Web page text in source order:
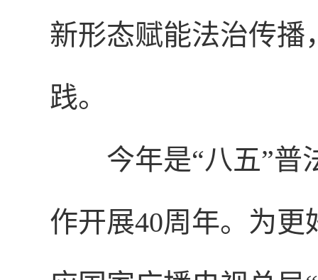
新形态赋能法治传播
践。
今年是“八五”普
作开展40周年。为